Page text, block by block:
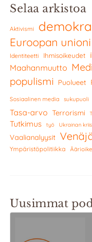
Selaa arkistoa
Aktivismi
Euroopan unioni
Identiteetti Ihmisoikeudet
Maahanmuutto
populismi Puolueet
Sosiaalinen media sukupuoli
Tasa-arvo Terrorismi
Tutkimus työ Ukrainan
Vaalianalyysit
Ympäristöpolitiikka
Uusimmat